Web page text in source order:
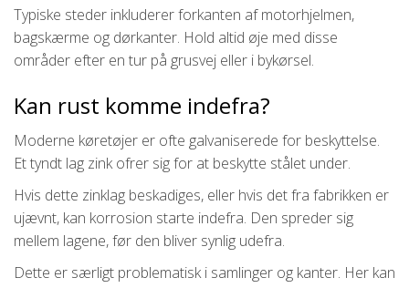
Typiske steder inkluderer forkanten af motorhjelmen,
bagskærme og dørkanter. Hold altid øje med disse
områder efter en tur på grusvej eller i bykørsel.
Kan rust komme indefra?
Moderne køretøjer er ofte galvaniserede for beskyttelse.
Et tyndt lag zink ofrer sig for at beskytte stålet under.
Hvis dette zinklag beskadiges, eller hvis det fra fabrikken er
ujævnt, kan korrosion starte indefra. Den spreder sig
mellem lagene, før den bliver synlig udefra.
Dette er særligt problematisk i samlinger og kanter. Her kan